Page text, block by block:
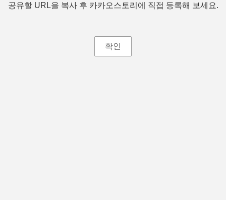
공유할 URL을 복사 후 카카오스토리에 직접 등록해 보세요.
확인